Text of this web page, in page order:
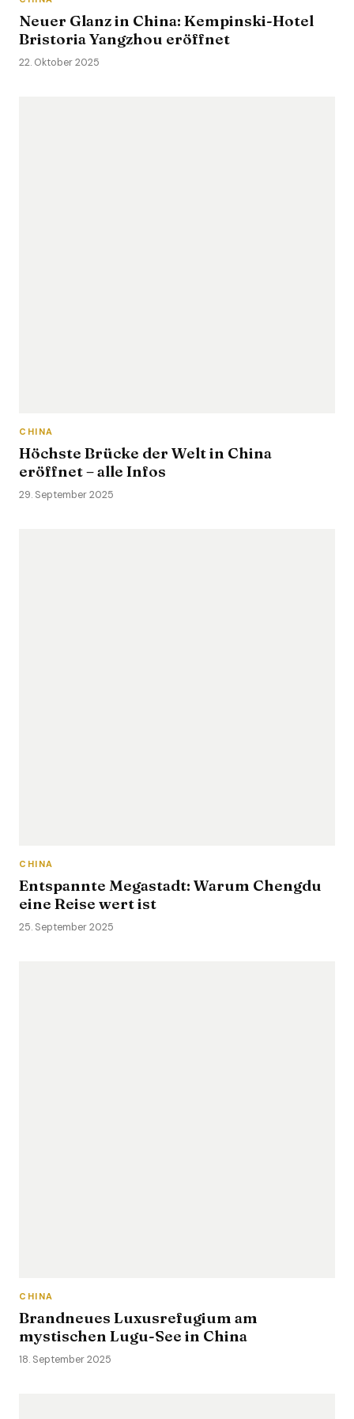
Neuer Glanz in China: Kempinski-Hotel
Bristoria Yangzhou eröffnet
22. Oktober 2025
CHINA
Höchste Brücke der Welt in China
eröffnet – alle Infos
29. September 2025
CHINA
Entspannte Megastadt: Warum Chengdu
eine Reise wert ist
25. September 2025
CHINA
Brandneues Luxusrefugium am
mystischen Lugu-See in China
18. September 2025